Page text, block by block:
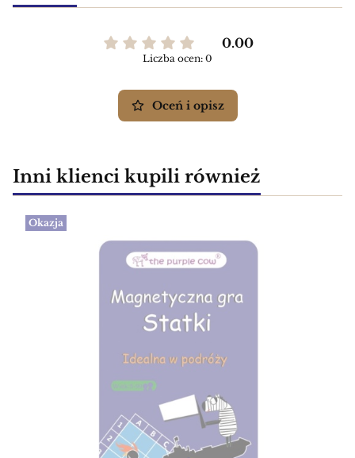
0.00
Liczba ocen: 0
Oceń i opisz
Inni klienci kupili również
Okazja